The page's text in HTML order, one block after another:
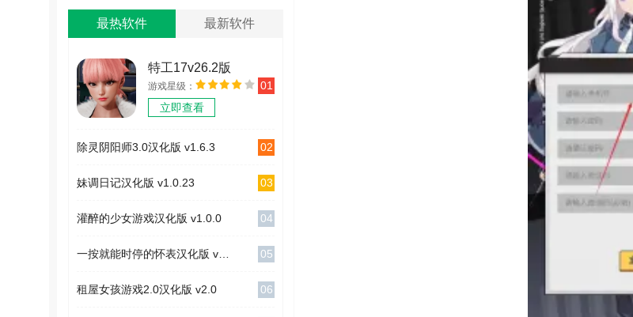
记手机版
V1.0.1
手机版
最热软件 最新软件
特工17v26.2版
v26.2
游戏星级：
立即查看
01
除灵阴阳师3.0汉化版 v1.6.3 02
妹调日记汉化版 v1.0.23 03
灌醉的少女游戏汉化版 v1.0.0 04
05
租屋女孩游戏2.0汉化版 v2.0 06